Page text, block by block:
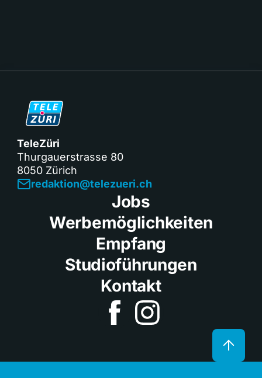
TeleZüri
Thurgauerstrasse 80
8050 Zürich
redaktion@telezueri.ch
Jobs
Werbemöglichkeiten
Empfang
Studioführungen
Kontakt